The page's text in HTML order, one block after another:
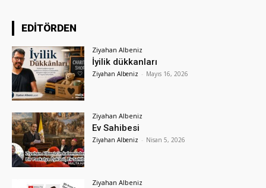
EDİTÖRDEN
Ziyahan Albeniz
İyilik dükkanları
Ziyahan Albeniz - Mayıs 16, 2026
Ziyahan Albeniz
Ev Sahibesi
Ziyahan Albeniz - Nisan 5, 2026
Ziyahan Albeniz